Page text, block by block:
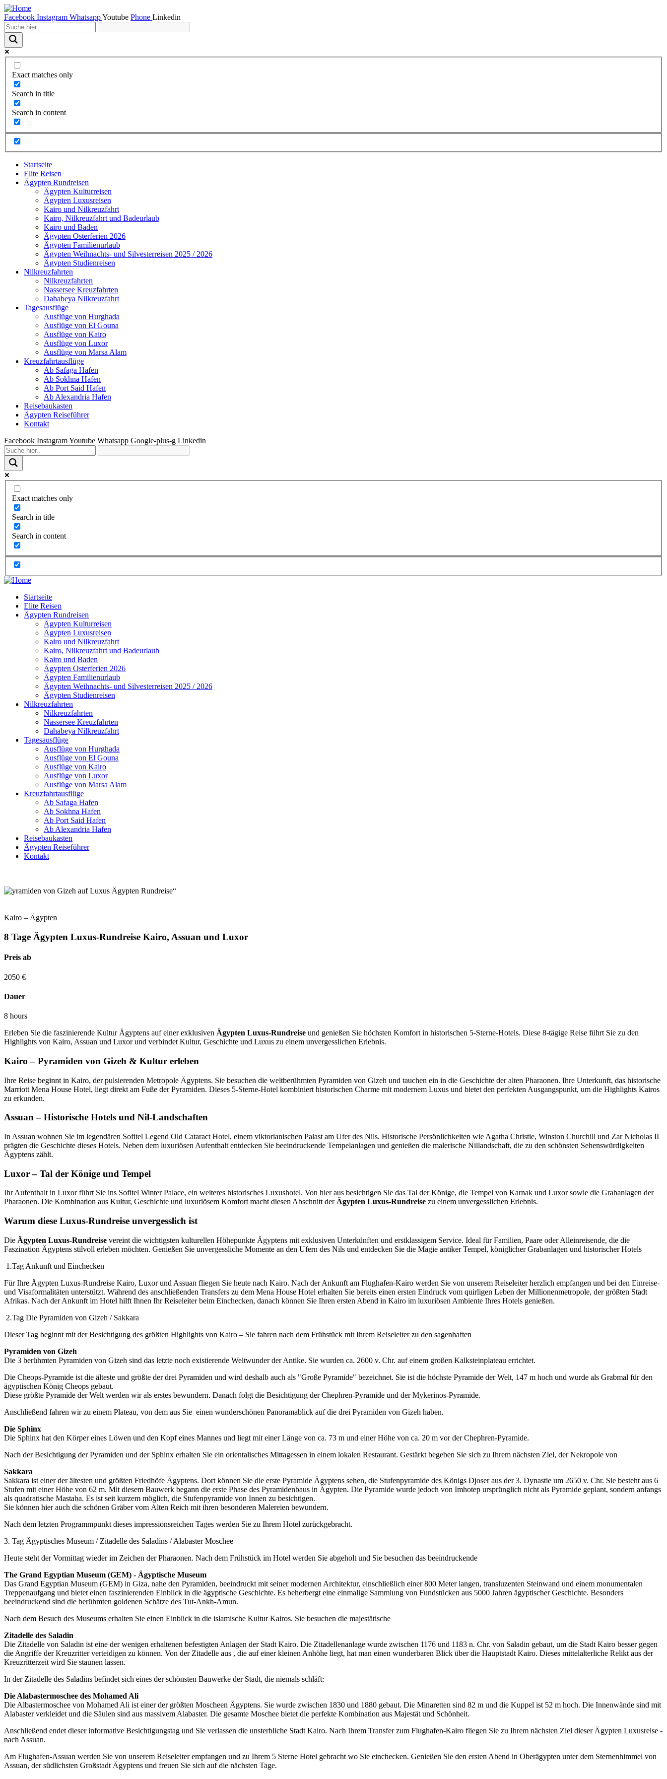
Facebook Instagram WhatsappYoutube Phone Linkedin
Exact matches only
Search in title
Search in content
Startseite
Elite Reisen
Ägypten Rundreisen
Ägypten Kulturreisen
Ägypten Luxusreisen
Kairo und Nilkreuzfahrt
Kairo, Nilkreuzfahrt und Badeurlaub
Kairo und Baden
Ägypten Osterferien 2026
Ägypten Familienurlaub
Ägypten Weihnachts- und Silvesterreisen 2025 / 2026
Ägypten Studienreisen
Nilkreuzfahrten
Nilkreuzfahrten
Nassersee Kreuzfahrten
Dahabeya Nilkreuzfahrt
Tagesausflüge
Ausflüge von Hurghada
Ausflüge von El Gouna
Ausflüge von Kairo
Ausflüge von Luxor
Ausflüge von Marsa Alam
Kreuzfahrtausflüge
Ab Safaga Hafen
Ab Sokhna Hafen
Ab Port Said Hafen
Ab Alexandria Hafen
Reisebaukasten
Ägypten Reiseführer
Kontakt
Facebook InstagramYoutube Whatsapp Google-plus-g Linkedin
Exact matches only
Search in title
Search in content
Startseite
Elite Reisen
Ägypten Rundreisen
Ägypten Kulturreisen
Ägypten Luxusreisen
Kairo und Nilkreuzfahrt
Kairo, Nilkreuzfahrt und Badeurlaub
Kairo und Baden
Ägypten Osterferien 2026
Ägypten Familienurlaub
Ägypten Weihnachts- und Silvesterreisen 2025 / 2026
Ägypten Studienreisen
Nilkreuzfahrten
Nilkreuzfahrten
Nassersee Kreuzfahrten
Dahabeya Nilkreuzfahrt
Tagesausflüge
Ausflüge von Hurghada
Ausflüge von El Gouna
Ausflüge von Kairo
Ausflüge von Luxor
Ausflüge von Marsa Alam
Kreuzfahrtausflüge
Ab Safaga Hafen
Ab Sokhna Hafen
Ab Port Said Hafen
Ab Alexandria Hafen
Reisebaukasten
Ägypten Reiseführer
Kontakt
Kairo – Ägypten
8 Tage Ägypten Luxus-Rundreise Kairo, Assuan und Luxor
Preis ab
2050 €
Dauer
8 hours
Erleben Sie die faszinierende Kultur Ägyptens auf einer exklusiven Ägypten Luxus-Rundreise und genießen Sie höchsten Komfort in historischen 5-Sterne-Hotels. Diese 8-tägige Reise führt Sie zu den
Highlights von Kairo, Assuan und Luxor und verbindet Kultur, Geschichte und Luxus zu einem unvergesslichen Erlebnis.
Kairo – Pyramiden von Gizeh & Kultur erleben
Ihre Reise beginnt in Kairo, der pulsierenden Metropole Ägyptens. Sie besuchen die weltberühmten Pyramiden von Gizeh und tauchen ein in die Geschichte der alten Pharaonen. Ihre Unterkunft, das historische
Marriott Mena House Hotel, liegt direkt am Fuße der Pyramiden. Dieses 5-Sterne-Hotel kombiniert historischen Charme mit modernem Luxus und bietet den perfekten Ausgangspunkt, um die Highlights Kairos
zu erkunden.
Assuan – Historische Hotels und Nil-Landschaften
In Assuan wohnen Sie im legendären Sofitel Legend Old Cataract Hotel, einem viktorianischen Palast am Ufer des Nils. Historische Persönlichkeiten wie Agatha Christie, Winston Churchill und Zar Nicholas II
prägten die Geschichte dieses Hotels. Neben dem luxuriösen Aufenthalt entdecken Sie beeindruckende Tempelanlagen und genießen die malerische Nillandschaft, die zu den schönsten Sehenswürdigkeiten
Ägyptens zählt.
Luxor – Tal der Könige und Tempel
Ihr Aufenthalt in Luxor führt Sie ins Sofitel Winter Palace, ein weiteres historisches Luxushotel. Von hier aus besichtigen Sie das Tal der Könige, die Tempel von Karnak und Luxor sowie die Grabanlagen der
Pharaonen. Die Kombination aus Kultur, Geschichte und luxuriösem Komfort macht diesen Abschnitt derÄgypten Luxus-Rundreise zu einem unvergesslichen Erlebnis.
Warum diese Luxus-Rundreise unvergesslich ist
Die Ägypten Luxus-Rundreise vereint die wichtigsten kulturellen Höhepunkte Ägyptens mit exklusiven Unterkünften und erstklassigem Service. Ideal für Familien, Paare oder Alleinreisende, die die
Faszination Ägyptens stilvoll erleben möchten. Genießen Sie unvergessliche Momente an den Ufern des Nils und entdecken Sie die Magie antiker Tempel, königlicher Grabanlagen und historischer Hotels
1.Tag Ankunft und Einchecken
Für Ihre Ägypten Luxus-Rundreise Kairo, Luxor und Assuan fliegen Sie heute nach Kairo. Nach der Ankunft am Flughafen-Kairo werden Sie von unserem Reiseleiter herzlich empfangen und bei den Einreise-
und Visaformalitäten unterstützt. Während des anschließenden Transfers zu dem Mena House Hotel erhalten Sie bereits einen ersten Eindruck vom quirligen Leben der Millionenmetropole, der größten Stadt
Afrikas. Nach der Ankunft im Hotel hilft Ihnen Ihr Reiseleiter beim Einchecken, danach können Sie Ihren ersten Abend in Kairo im luxuriösen Ambiente Ihres Hotels genießen.
2.Tag Die Pyramiden von Gizeh / Sakkara
Dieser Tag beginnt mit der Besichtigung des größten Highlights von Kairo – Sie fahren nach dem Frühstück mit Ihrem Reiseleiter zu den sagenhaften
Pyramiden von Gizeh
Die 3 berühmten Pyramiden von Gizeh sind das letzte noch existierende Weltwunder der Antike. Sie wurden ca. 2600 v. Chr. auf einem großen Kalksteinplateau errichtet.
Die Cheops-Pyramide ist die älteste und größte der drei Pyramiden und wird deshalb auch als "Große Pyramide" bezeichnet. Sie ist die höchste Pyramide der Welt, 147 m hoch und wurde als Grabmal für den
ägyptischen König Cheops gebaut.
Diese größte Pyramide der Welt werden wir als erstes bewundern. Danach folgt die Besichtigung der Chephren-Pyramide und der Mykerinos-Pyramide.
Anschließend fahren wir zu einem Plateau, von dem aus Sie einen wunderschönen Panoramablick auf die drei Pyramiden von Gizeh haben.
Die Sphinx
Die Sphinx hat den Körper eines Löwen und den Kopf eines Mannes und liegt mit einer Länge von ca. 73 m und einer Höhe von ca. 20 m vor der Chephren-Pyramide.
Nach der Besichtigung der Pyramiden und der Sphinx erhalten Sie ein orientalisches Mittagessen in einem lokalen Restaurant. Gestärkt begeben Sie sich zu Ihrem nächsten Ziel, der Nekropole von
Sakkara
Sakkara ist einer der ältesten und größten Friedhöfe Ägyptens. Dort können Sie die erste Pyramide Ägyptens sehen, die Stufenpyramide des Königs Djoser aus der 3. Dynastie um 2650 v. Chr. Sie besteht aus 6
Stufen mit einer Höhe von 62 m. Mit diesem Bauwerk begann die erste Phase des Pyramidenbaus in Ägypten. Die Pyramide wurde jedoch von Imhotep ursprünglich nicht als Pyramide geplant, sondern anfangs
als quadratische Mastaba. Es ist seit kurzem möglich, die Stufenpyramide von Innen zu besichtigen.
Sie können hier auch die schönen Gräber vom Alten Reich mit ihren besonderen Malereien bewundern.
Nach dem letzten Programmpunkt dieses impressionsreichen Tages werden Sie zu Ihrem Hotel zurückgebracht.
3. Tag Ägyptisches Museum / Zitadelle des Saladins / Alabaster Moschee
Heute steht der Vormittag wieder im Zeichen der Pharaonen. Nach dem Frühstück im Hotel werden Sie abgeholt und Sie besuchen das beeindruckende
The Grand Egyptian Museum (GEM) - Ägyptische Museum
Das Grand Egyptian Museum (GEM) in Giza, nahe den Pyramiden, beeindruckt mit seiner modernen Architektur, einschließlich einer 800 Meter langen, transluzenten Steinwand und einem monumentalen
Treppenaufgang und bietet einen faszinierenden Einblick in die ägyptische Geschichte. Es beherbergt eine einmalige Sammlung von Fundstücken aus 5000 Jahren ägyptischer Geschichte. Besonders
beeindruckend sind die berühmten goldenen Schätze des Tut-Ankh-Amun.
Nach dem Besuch des Museums erhalten Sie einen Einblick in die islamische Kultur Kairos. Sie besuchen die majestätische
Zitadelle des Saladin
Die Zitadelle von Saladin ist eine der wenigen erhaltenen befestigten Anlagen der Stadt Kairo. Die Zitadellenanlage wurde zwischen 1176 und 1183 n. Chr. von Saladin gebaut, um die Stadt Kairo besser gegen
die Angriffe der Kreuzritter verteidigen zu können. Von der Zitadelle aus , die auf einer kleinen Anhöhe liegt, hat man einen wunderbaren Blick über die Hauptstadt Kairo. Dieses mittelalterliche Relikt aus der
Kreuzritterzeit wird Sie staunen lassen.
In der Zitadelle des Saladins befindet sich eines der schönsten Bauwerke der Stadt, die niemals schläft:
Die Alabastermoschee des Mohamed Ali
Die Albastermoschee von Mohamed Ali ist einer der größten Moscheen Ägyptens. Sie wurde zwischen 1830 und 1880 gebaut. Die Minaretten sind 82 m und die Kuppel ist 52 m hoch. Die Innenwände sind mit
Alabaster verkleidet und die Säulen sind aus massivem Alabaster. Die gesamte Moschee bietet die perfekte Kombination aus Majestät und Schönheit.
Anschließend endet dieser informative Besichtigungstag und Sie verlassen die unsterbliche Stadt Kairo. Nach Ihrem Transfer zum Flughafen-Kairo fliegen Sie zu Ihrem nächsten Ziel dieser Ägypten Luxusreise -
nach Assuan.
Am Flughafen-Assuan werden Sie von unserem Reiseleiter empfangen und zu Ihrem 5 Sterne Hotel gebracht wo Sie einchecken. Genießen Sie den ersten Abend in Oberägypten unter dem Sternenhimmel von
Assuan, der südlichsten Großstadt Ägyptens und freuen Sie sich auf die nächsten Tage.